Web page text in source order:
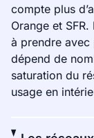
compte plus
Orange et
à prendre avec
dépend de
saturation du
usage en